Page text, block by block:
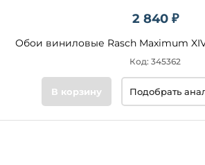
2 840 ₽
Обои виниловые Rasch Maximum XIV
Код: 345362
В корзину Подобрать